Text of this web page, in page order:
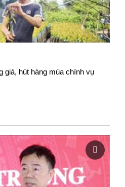
giá, hút hàng mùa chính vụ